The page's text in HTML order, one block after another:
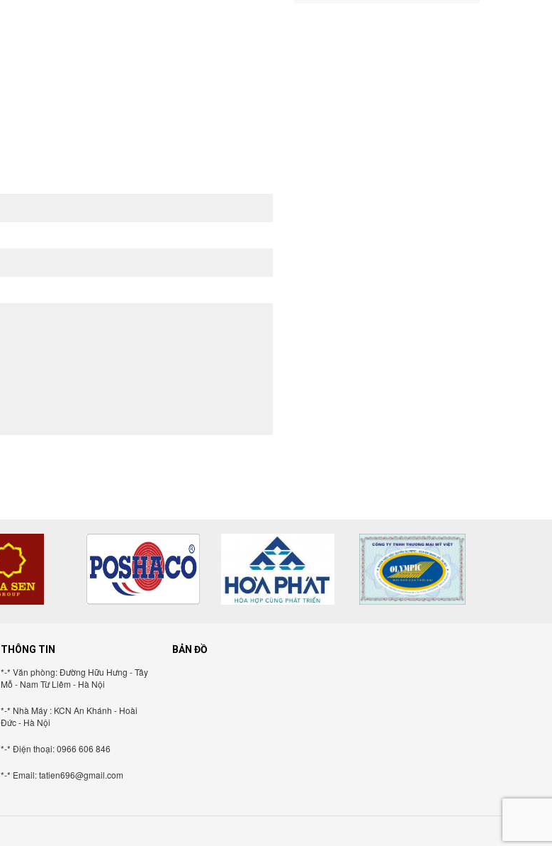
THÔNG TIN
*-* Văn phòng: Đường Hữu Hưng - Tây
Mỗ - Nam Từ Liêm - Hà Nội
*-* Nhà Máy : KCN An Khánh - Hoài
Đức - Hà Nội
*-* Điện thoại: 0966 606 846
*-* Email: tatien696@gmail.com
BẢN ĐỒ